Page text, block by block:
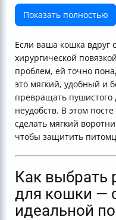
руками — пошаговая
Как обеспечить
повредить воротник
Покупной или
Итоговая таблица
воротника
Полезные ссылки
Показать полностью
Если ваша кошка вдруг
хирургической
проблем, ей точно
это мягкий, удобный и
превращать пушистого
неудобств. В этом
сделать мягкий
чтобы защитить
Как выбрать
для кошки —
идеальной